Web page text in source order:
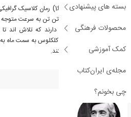
بسته های پیشنهادی
محصولات فرهنگی
کمک آموزشی
مجله‌ی ایران‌کتاب
چی بخونم؟
کتاب ماجراهای تن تن (16)
ساخت موشک است ، اما تن تن به سرعت
کناری، جاسوسانی وجود دارند که تلاش اند
سرانجام موشک پروفسور کلکلوس به سمت ماه
برفی سوار بر هواپیما هستند.